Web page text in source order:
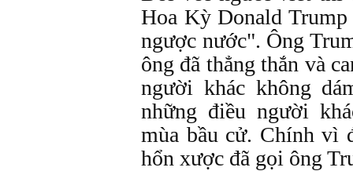
Hoa Kỳ Donald
ngược nước". Ông
ông đã thẳng thắn và
người khác không
những điều người
mùa bầu cử. Chính vì
hổn xược đã gọi ông